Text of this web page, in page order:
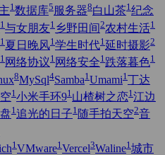
1 数据库5 服务器8白山茶1 纪念
1 与女朋友1 乡野田间 2农村生活1
1 夏日晚风1 学生时代1 延时摄影2
1 网络协议1 网络安全1 跌落暮色1
8MySql4Samba1 Umami1 丁达
1 小米手环91 山楂树之恋1 江边
1 追光的日子1 随手拍天空2音
1 VMware1 Vercel3Waline1 城市